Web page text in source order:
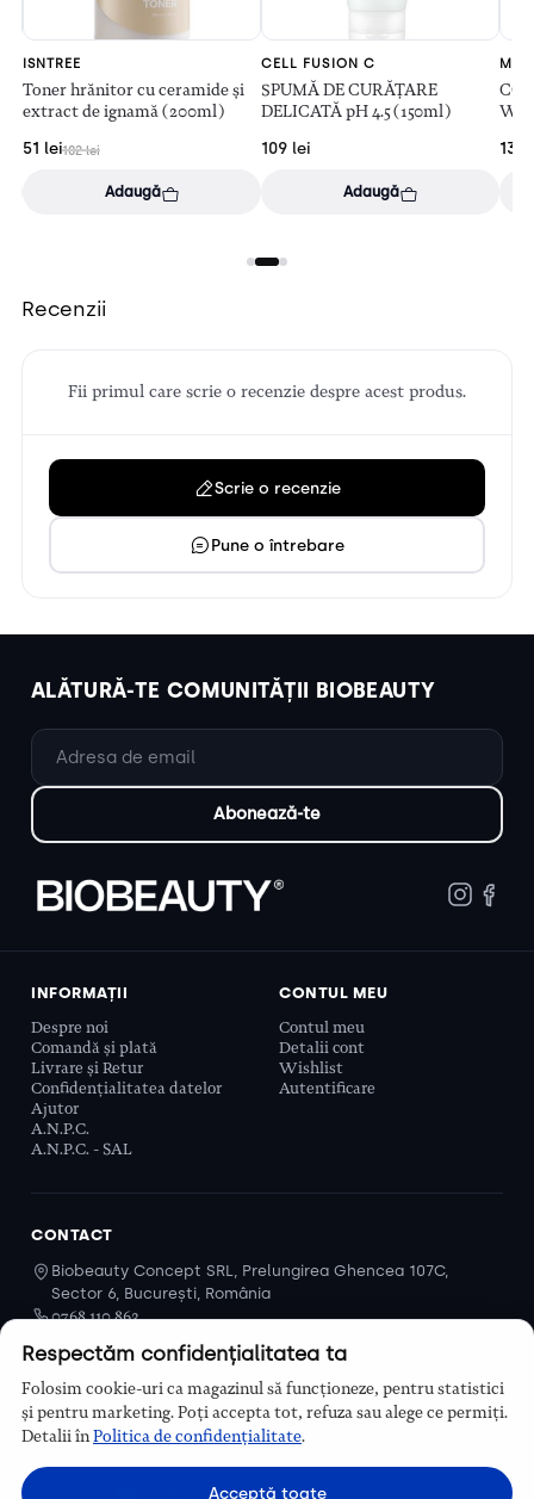
ISNTREE
Toner hrănitor cu ceramide și
extract de ignamă (200ml)
102lei
51 lei
Adaugă
CELL FUSION C
SPUMĂ DE CURĂȚARE
DELICATĂ pH 4.5 (150ml)
109 lei
Adaugă
130
Recenzii
Fii primul care scrie o recenzie despre acest produs.
Scrie o recenzie
Pune o întrebare
ALĂTURĂ-TE COMUNITĂȚII BIOBEAUTY
INFORMAȚII
Despre noi
Comandă și plată
Livrare și Retur
Confidențialitatea datelor
Ajutor
A.N.P.C.
A.N.P.C. - SAL
CONTUL MEU
Contul meu
Detalii cont
Wishlist
Autentificare
CONTACT
Biobeauty Concept SRL, Prelungirea Ghencea 107C,
Sector 6, București, România
0768 110 863
Luni–Vineri, 9:00 – 16:00
Respectăm confidențialitatea ta
Folosim cookie-uri ca magazinul să funcționeze, pentru statistici
și pentru marketing. Poți accepta tot, refuza sau alege ce permiți.
Detalii înPolitica de confidențialitate.
Acceptă toate